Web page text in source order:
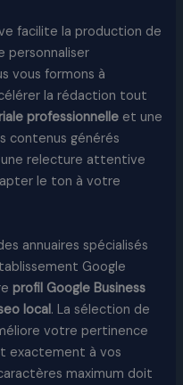
facilite la production de
personnaliser
vous formons à
la rédaction tout
professionnelle et une
contenus générés
relecture attentive
le ton à votre
annuaires spécialisés
Google
profil Google Business
local. La sélection de
votre pertinence
exactement à vos
maximum doit